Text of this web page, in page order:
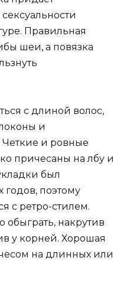
Правильная
шеи, а повязка
с длиной волос,
и
Четкие и ровные
причесаны на лбу и
был
годов, поэтому
с ретро-стилем.
накрутив
у корней. Хорошая
на длинных или